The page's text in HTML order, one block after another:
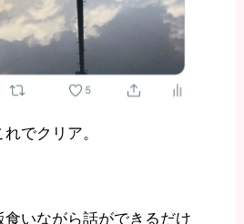
でクリア。
食いながら話ができるだけ